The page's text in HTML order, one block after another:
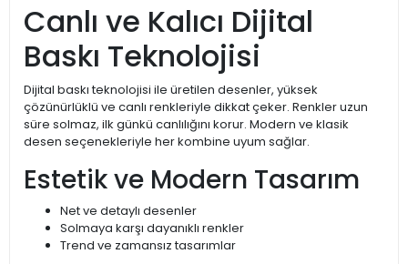
Canlı ve Kalıcı Dijital
Baskı Teknolojisi
Dijital baskı teknolojisi ile üretilen desenler, yüksek
çözünürlüklü ve canlı renkleriyle dikkat çeker. Renkler uzun
süre solmaz, ilk günkü canlılığını korur. Modern ve klasik
desen seçenekleriyle her kombine uyum sağlar.
Estetik ve Modern Tasarım
Net ve detaylı desenler
Solmaya karşı dayanıklı renkler
Trend ve zamansız tasarımlar